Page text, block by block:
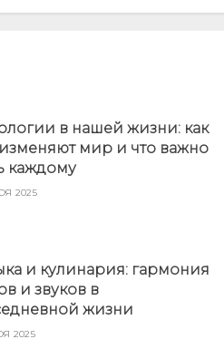
в нашей жизни: как
мир и что важно
каждому
2025
и кулинария: гармония
и звуков в
жизни
2025